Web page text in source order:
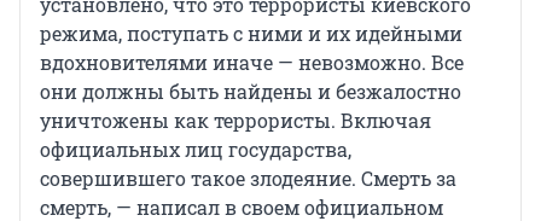
режима, поступать с ними и их идейными
вдохновителями иначе — невозможно. Все
они должны быть найдены и безжалостно
уничтожены как террористы. Включая
официальных лиц государства,
совершившего такое злодеяние. Смерть за
смерть, — написал в своем официальном